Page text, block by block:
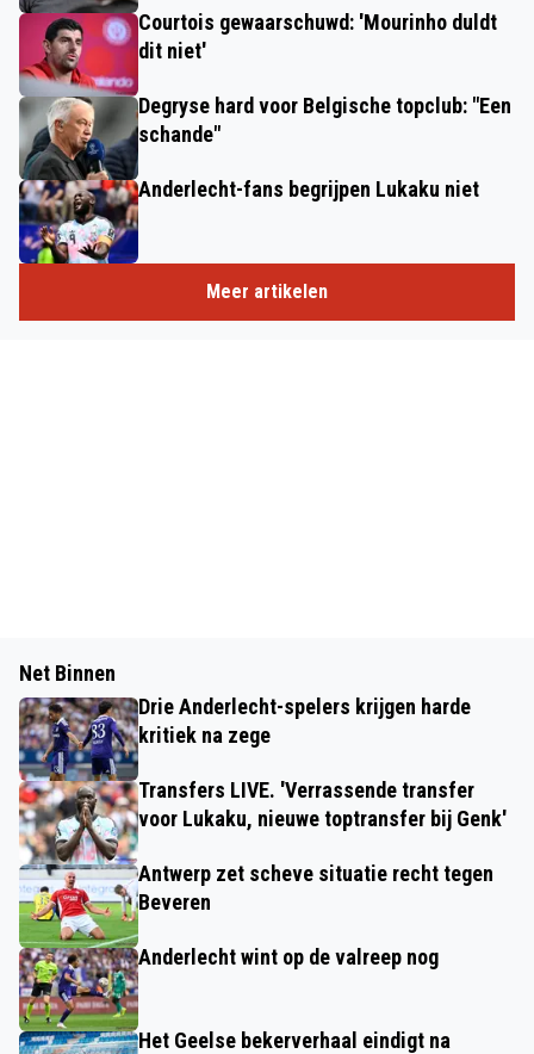
Courtois gewaarschuwd: 'Mourinho duldt
dit niet'
Degryse hard voor Belgische topclub: "Een
schande"
Anderlecht-fans begrijpen Lukaku niet
Meer artikelen
Net Binnen
Drie Anderlecht-spelers krijgen harde
kritiek na zege
Transfers LIVE. 'Verrassende transfer
voor Lukaku, nieuwe toptransfer bij Genk'
Antwerp zet scheve situatie recht tegen
Beveren
Anderlecht wint op de valreep nog
Het Geelse bekerverhaal eindigt na